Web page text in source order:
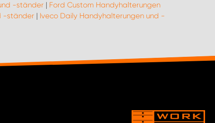
-ständer| Ford Custom Handyhalterungen
-ständer | Iveco Daily Handyhalterungen und -